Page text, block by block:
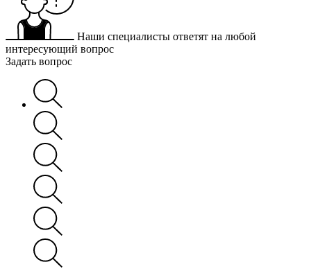
Наши специалисты ответят на любой
интересующий вопрос
Задать вопрос